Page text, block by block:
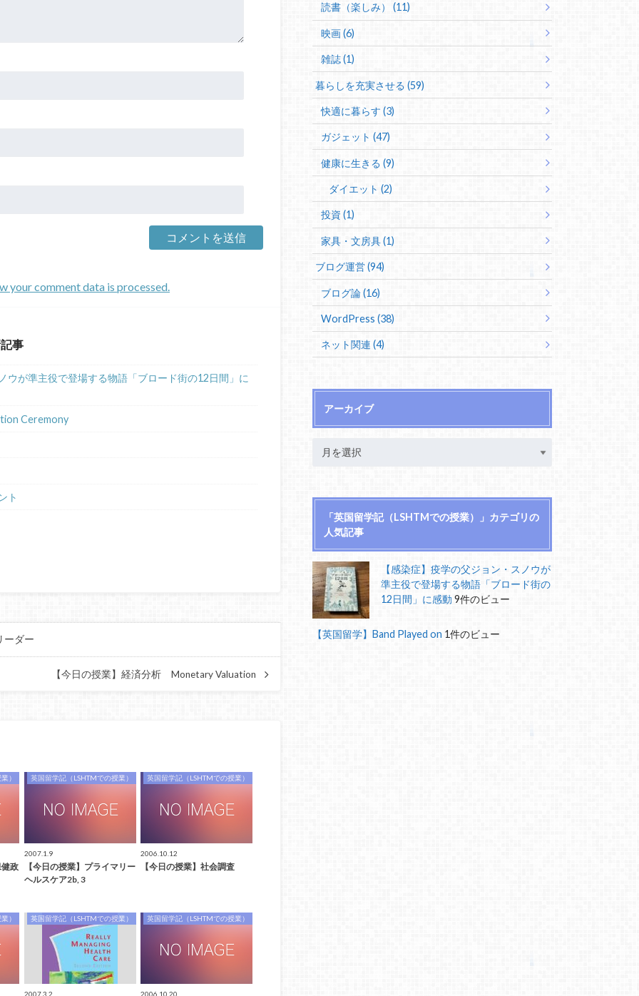
your comment data is processed.
事
ウが準主役で登場する物語「ブロード街の12日間」に
Ceremony
ト
ーダー
【今日の授業】経済分析 Monetary Valuation
）
政
英国留学記（LSHTMでの授業）
2007.1.9
【今日の授業】プライマリー
ヘルスケア2b, 3
英国留学記（LSHTMでの授業）
2006.10.12
【今日の授業】社会調査
） 英国留学記（LSHTMでの授業）
2007.3.2
英国留学記（LSHTMでの授業）
2006.10.20
読書（楽しみ） (11)
映画 (6)
雑誌 (1)
暮らしを充実させる (59)
快適に暮らす (3)
ガジェット (47)
健康に生きる (9)
ダイエット (2)
投資 (1)
家具・文房具 (1)
ブログ運営 (94)
ブログ論 (16)
WordPress (38)
ネット関連 (4)
アーカイブ
「英国留学記（LSHTMでの授業）」カテゴリの
人気記事
【感染症】疫学の父ジョン・スノウが
準主役で登場する物語「ブロード街の
12日間」に感動 9件のビュー
【英国留学】Band Played on 1件のビュー